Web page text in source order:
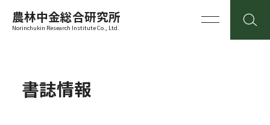
農林中金総合研究所
Norinchukin Research Institute Co., Ltd.
書誌情報